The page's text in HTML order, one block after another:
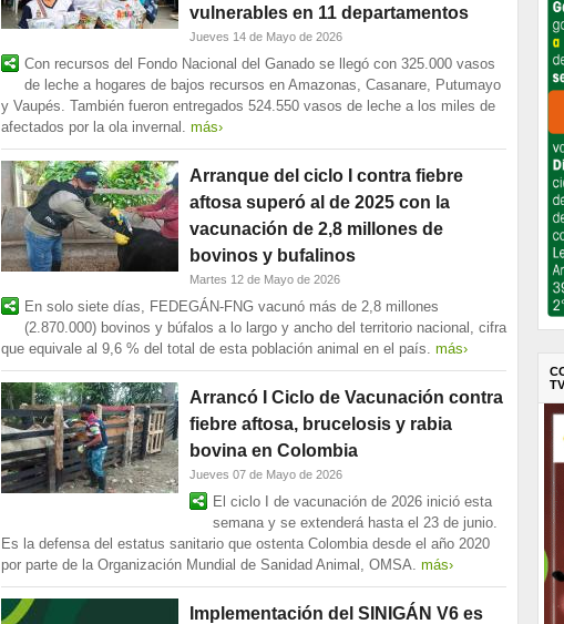
vulnerables en 11 departamentos
Jueves 14 de Mayo de 2026
Con recursos del Fondo Nacional del Ganado se llegó con 325.000 vasos
de leche a hogares de bajos recursos en Amazonas, Casanare, Putumayo
y Vaupés. También fueron entregados 524.550 vasos de leche a los miles de
afectados por la ola invernal. más›
Arranque del ciclo I contra fiebre
aftosa superó al de 2025 con la
vacunación de 2,8 millones de
bovinos y bufalinos
Martes 12 de Mayo de 2026
En solo siete días, FEDEGÁN-FNG vacunó más de 2,8 millones
(2.870.000) bovinos y búfalos a lo largo y ancho del territorio nacional, cifra
que equivale al 9,6 % del total de esta población animal en el país. más›
Arrancó I Ciclo de Vacunación contra
fiebre aftosa, brucelosis y rabia
bovina en Colombia
Jueves 07 de Mayo de 2026
El ciclo I de vacunación de 2026 inició esta
semana y se extenderá hasta el 23 de junio.
Es la defensa del estatus sanitario que ostenta Colombia desde el año 2020
por parte de la Organización Mundial de Sanidad Animal, OMSA. más›
Implementación del SINIGÁN V6 es